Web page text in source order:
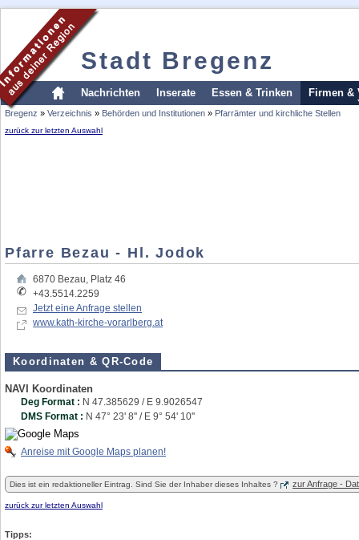
Stadt Bregenz
Nachrichten Inserate Essen & Trinken Firmen &
Bregenz » Verzeichnis » Behörden und Institutionen » Pfarrämter und kirchliche Stellen
zurück zur letzten Auswahl
Pfarre Bezau - Hl. Jodok
6870 Bezau, Platz 46
+43.5514.2259
Jetzt eine Anfrage stellen
www.kath-kirche-vorarlberg.at
Koordinaten & QR-Code
NAVI Koordinaten
Deg Format : N 47.385629 / E 9.9026547
DMS Format : N 47° 23' 8'' / E 9° 54' 10''
Anreise mit Google Maps planen!
Dies ist ein redaktioneller Eintrag. Sind Sie der Inhaber dieses Inhaltes ? zur Anfrage -
zurück zur letzten Auswahl
Tipps: